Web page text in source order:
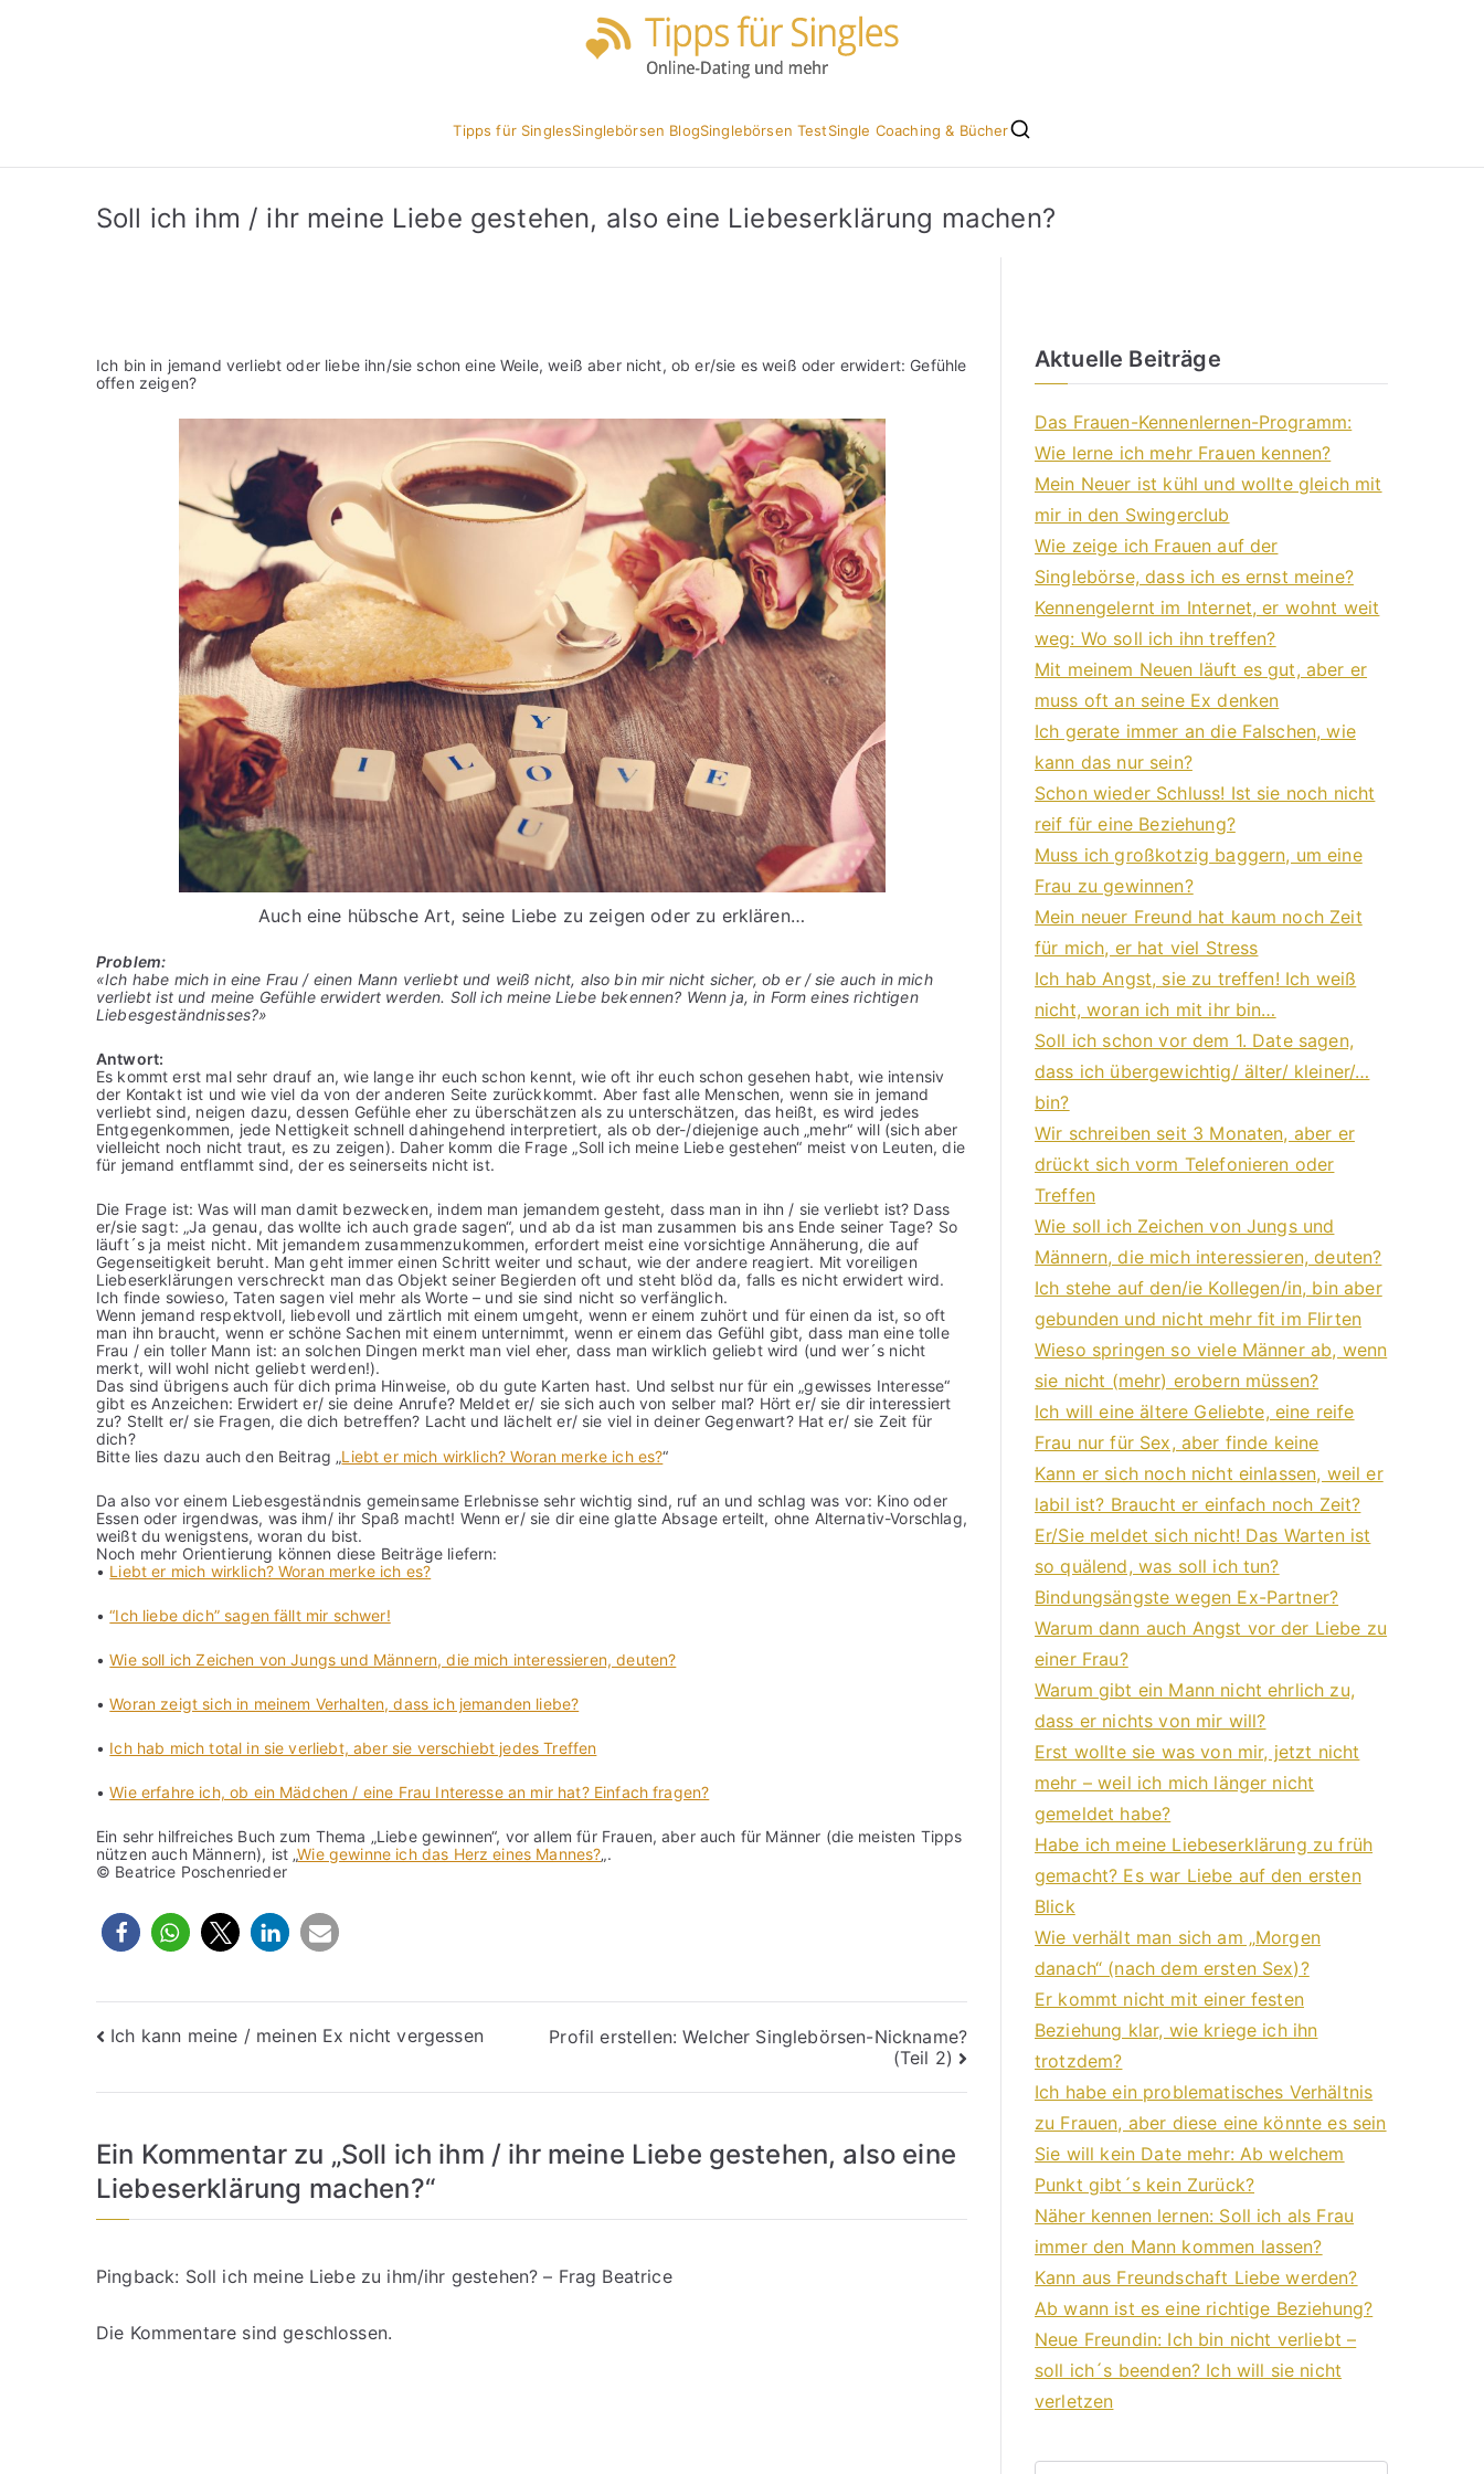
Tipps für SinglesSinglebörsen BlogSinglebörsen TestSingle Coaching & Bücher
Soll ich ihm / ihr meine Liebe gestehen, also eine Liebeserklärung machen?
Ich bin in jemand verliebt oder liebe ihn/sie schon eine Weile, weiß aber nicht, ob er/sie es weiß oder erwidert: Gefühle
offen zeigen?
Auch eine hübsche Art, seine Liebe zu zeigen oder zu erklären…
Problem:
«Ich habe mich in eine Frau / einen Mann verliebt und weiß nicht, also bin mir nicht sicher, ob er / sie auch in mich
verliebt ist und meine Gefühle erwidert werden. Soll ich meine Liebe bekennen? Wenn ja, in Form eines richtigen
Liebesgeständnisses?»
Antwort:
Es kommt erst mal sehr drauf an, wie lange ihr euch schon kennt, wie oft ihr euch schon gesehen habt, wie intensiv
der Kontakt ist und wie viel da von der anderen Seite zurückkommt. Aber fast alle Menschen, wenn sie in jemand
verliebt sind, neigen dazu, dessen Gefühle eher zu überschätzen als zu unterschätzen, das heißt, es wird jedes
Entgegenkommen, jede Nettigkeit schnell dahingehend interpretiert, als ob der-/diejenige auch „mehr“ will (sich aber
vielleicht noch nicht traut, es zu zeigen). Daher komm die Frage „Soll ich meine Liebe gestehen“ meist von Leuten, die
für jemand entflammt sind, der es seinerseits nicht ist.
Die Frage ist: Was will man damit bezwecken, indem man jemandem gesteht, dass man in ihn / sie verliebt ist? Dass
er/sie sagt: „Ja genau, das wollte ich auch grade sagen“, und ab da ist man zusammen bis ans Ende seiner Tage? So
läuft´s ja meist nicht. Mit jemandem zusammenzukommen, erfordert meist eine vorsichtige Annäherung, die auf
Gegenseitigkeit beruht. Man geht immer einen Schritt weiter und schaut, wie der andere reagiert. Mit voreiligen
Liebeserklärungen verschreckt man das Objekt seiner Begierden oft und steht blöd da, falls es nicht erwidert wird.
Ich finde sowieso, Taten sagen viel mehr als Worte – und sie sind nicht so verfänglich.
Wenn jemand respektvoll, liebevoll und zärtlich mit einem umgeht, wenn er einem zuhört und für einen da ist, so oft
man ihn braucht, wenn er schöne Sachen mit einem unternimmt, wenn er einem das Gefühl gibt, dass man eine tolle
Frau / ein toller Mann ist: an solchen Dingen merkt man viel eher, dass man wirklich geliebt wird (und wer´s nicht
merkt, will wohl nicht geliebt werden!).
Das sind übrigens auch für dich prima Hinweise, ob du gute Karten hast. Und selbst nur für ein „gewisses Interesse“
gibt es Anzeichen: Erwidert er/ sie deine Anrufe? Meldet er/ sie sich auch von selber mal? Hört er/ sie dir interessiert
zu? Stellt er/ sie Fragen, die dich betreffen? Lacht und lächelt er/ sie viel in deiner Gegenwart? Hat er/ sie Zeit für
dich?
Bitte lies dazu auch den Beitrag „Liebt er mich wirklich? Woran merke ich es?“
Da also vor einem Liebesgeständnis gemeinsame Erlebnisse sehr wichtig sind, ruf an und schlag was vor: Kino oder
Essen oder irgendwas, was ihm/ ihr Spaß macht! Wenn er/ sie dir eine glatte Absage erteilt, ohne Alternativ-Vorschlag,
weißt du wenigstens, woran du bist.
Noch mehr Orientierung können diese Beiträge liefern:
• Liebt er mich wirklich? Woran merke ich es?
•“Ich liebe dich” sagen fällt mir schwer!
•Wie soll ich Zeichen von Jungs und Männern, die mich interessieren, deuten?
•Woran zeigt sich in meinem Verhalten, dass ich jemanden liebe?
• Ich hab mich total in sie verliebt, aber sie verschiebt jedes Treffen
•Wie erfahre ich, ob ein Mädchen / eine Frau Interesse an mir hat? Einfach fragen?
Ein sehr hilfreiches Buch zum Thema „Liebe gewinnen“, vor allem für Frauen, aber auch für Männer (die meisten Tipps
nützen auch Männern), ist „Wie gewinne ich das Herz eines Mannes?„.
© Beatrice Poschenrieder
Beitragsnavigation
Ich kann meine / meinen Ex nicht vergessen
Profil erstellen: Welcher Singlebörsen-Nickname?
(Teil 2)
Ein Kommentar zu „Soll ich ihm / ihr meine Liebe gestehen, also eine
Liebeserklärung machen?“
Pingback: Soll ich meine Liebe zu ihm/ihr gestehen? – Frag Beatrice
Die Kommentare sind geschlossen.
Aktuelle Beiträge
Das Frauen-Kennenlernen-Programm:
Wie lerne ich mehr Frauen kennen?
Mein Neuer ist kühl und wollte gleich mit
mir in den Swingerclub
Wie zeige ich Frauen auf der
Singlebörse, dass ich es ernst meine?
Kennengelernt im Internet, er wohnt weit
weg: Wo soll ich ihn treffen?
Mit meinem Neuen läuft es gut, aber er
muss oft an seine Ex denken
Ich gerate immer an die Falschen, wie
kann das nur sein?
Schon wieder Schluss! Ist sie noch nicht
reif für eine Beziehung?
Muss ich großkotzig baggern, um eine
Frau zu gewinnen?
Mein neuer Freund hat kaum noch Zeit
für mich, er hat viel Stress
Ich hab Angst, sie zu treffen! Ich weiß
nicht, woran ich mit ihr bin…
Soll ich schon vor dem 1. Date sagen,
dass ich übergewichtig/ älter/ kleiner/…
bin?
Wir schreiben seit 3 Monaten, aber er
drückt sich vorm Telefonieren oder
Treffen
Wie soll ich Zeichen von Jungs und
Männern, die mich interessieren, deuten?
Ich stehe auf den/ie Kollegen/in, bin aber
gebunden und nicht mehr fit im Flirten
Wieso springen so viele Männer ab, wenn
sie nicht (mehr) erobern müssen?
Ich will eine ältere Geliebte, eine reife
Frau nur für Sex, aber finde keine
Kann er sich noch nicht einlassen, weil er
labil ist? Braucht er einfach noch Zeit?
Er/Sie meldet sich nicht! Das Warten ist
so quälend, was soll ich tun?
Bindungsängste wegen Ex-Partner?
Warum dann auch Angst vor der Liebe zu
einer Frau?
Warum gibt ein Mann nicht ehrlich zu,
dass er nichts von mir will?
Erst wollte sie was von mir, jetzt nicht
mehr – weil ich mich länger nicht
gemeldet habe?
Habe ich meine Liebeserklärung zu früh
gemacht? Es war Liebe auf den ersten
Blick
Wie verhält man sich am „Morgen
danach“ (nach dem ersten Sex)?
Er kommt nicht mit einer festen
Beziehung klar, wie kriege ich ihn
trotzdem?
Ich habe ein problematisches Verhältnis
zu Frauen, aber diese eine könnte es sein
Sie will kein Date mehr: Ab welchem
Punkt gibt´s kein Zurück?
Näher kennen lernen: Soll ich als Frau
immer den Mann kommen lassen?
Kann aus Freundschaft Liebe werden?
Ab wann ist es eine richtige Beziehung?
Neue Freundin: Ich bin nicht verliebt –
soll ich´s beenden? Ich will sie nicht
verletzen